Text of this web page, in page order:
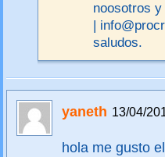
noosotros
|
saludos.
yaneth 13/04/
hola me gusto